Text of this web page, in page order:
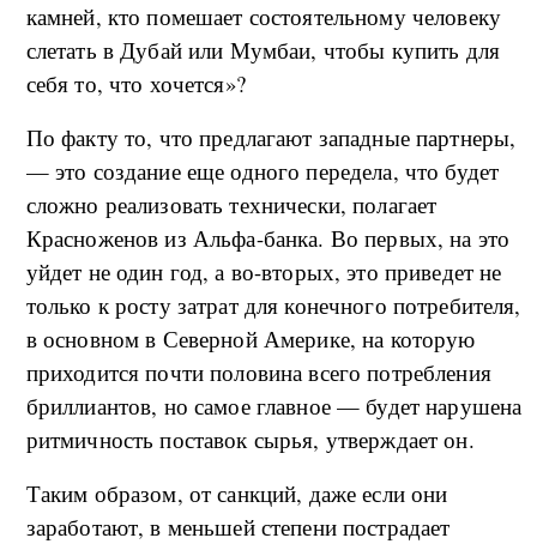
камней, кто помешает состоятельному человеку
слетать в Дубай или Мумбаи, чтобы купить для
себя то, что хочется»?
По факту то, что предлагают западные партнеры,
— это создание еще одного передела, что будет
сложно реализовать технически, полагает
Красноженов из Альфа-банка. Во первых, на это
уйдет не один год, а во-вторых, это приведет не
только к росту затрат для конечного потребителя,
в основном в Северной Америке, на которую
приходится почти половина всего потребления
бриллиантов, но самое главное — будет нарушена
ритмичность поставок сырья, утверждает он.
Таким образом, от санкций, даже если они
заработают, в меньшей степени пострадает